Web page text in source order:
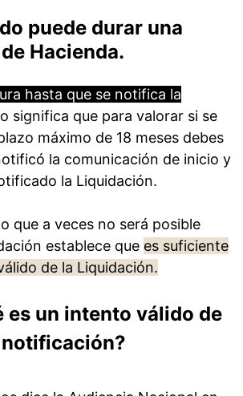
puede durar una
Hacienda.
hasta que se notifica la
significa que para valorar si se
máximo de 18 meses debes
la comunicación de inicio y
la Liquidación.
que a veces no será posible
establece que es suficiente
de la Liquidación.
es un intento válido de
notificación?